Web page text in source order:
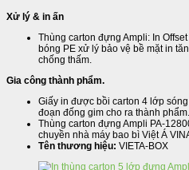
Xử lý & in ấn
Thùng carton đựng Ampli: In
bóng PE xử lý bảo vệ bề mặt in
chống thấm.
Gia công thành phẩm.
Giấy in được bồi carton 4 lớp
đoạn đống gim cho ra thành phẩm.
Thùng carton đựng Ampli PA-
chuyền nhà máy bao bì Việt Á
Tên thương hiệu: VIETA-BOX